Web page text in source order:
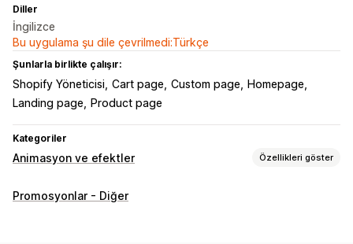
Diller
İngilizce
Bu uygulama şu dile çevrilmedi:Türkçe
Şunlarla birlikte çalışır:
Shopify Yöneticisi Cart page Custom page
Homepage
Landing page
Product page
Kategoriler
Animasyon ve efektler Özellikleri göster
Özelleştirme
Promosyonlar - Diğer